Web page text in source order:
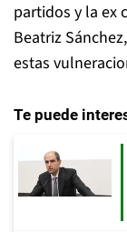
partidos y la ex
Beatriz
estas
Te puede